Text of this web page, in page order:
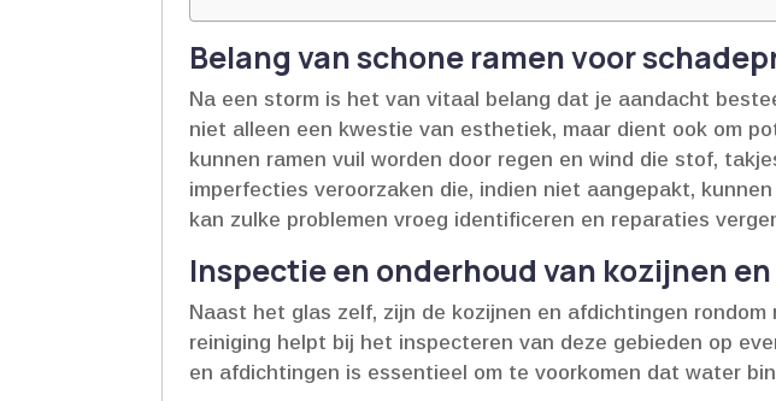
Belang van schone ramen voor
Na een storm is het van vitaal belang dat je aandacht
niet alleen een kwestie van esthetiek, maar dient ook om
kunnen ramen vuil worden door regen en wind die stof,
imperfecties veroorzaken die, indien niet aangepakt,
kan zulke problemen vroeg identificeren en reparaties
Inspectie en onderhoud van kozijnen
Naast het glas zelf, zijn de kozijnen en afdichtingen
reiniging helpt bij het inspecteren van deze gebieden op
en afdichtingen is essentieel om te voorkomen dat water